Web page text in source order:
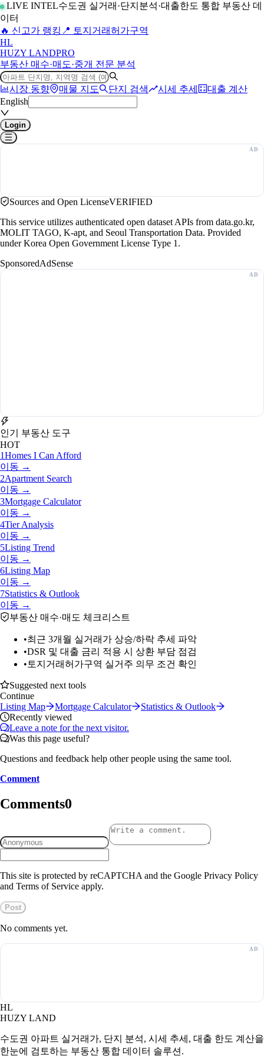
LIVE INTEL수도권 실거래·단지분석·대출한도 통합 부동산 데
이터
🔥 신고가 랭킹 📍 토지거래허가구역
HL
HUZY LANDPRO
부동산 매수·매도·중개 전문 분석
시장 동향 매물 지도 단지 검색 시세 추세
대출 계산
English
Login
Sources and Open LicenseVERIFIED
This service utilizes authenticated open dataset APIs from data.go.kr,
MOLIT TAGO, K-apt, and Seoul Transportation Data. Provided
under Korea Open Government License Type 1.
SponsoredAdSense
인기 부동산 도구
HOT
1Homes I Can Afford
이동 →
2Apartment Search
이동 →
3Mortgage Calculator
이동 →
4Tier Analysis
이동 →
5Listing Trend
이동 →
6Listing Map
이동 →
7Statistics & Outlook
이동 →
부동산 매수·매도 체크리스트
•최근 3개월 실거래가 상승/하락 추세 파악
•DSR 및 대출 금리 적용 시 상환 부담 점검
• 토지거래허가구역 실거주 의무 조건 확인
Suggested next tools
Continue
Listing Map
Mortgage Calculator
Statistics & Outlook
Recently viewed
Leave a note for the next visitor.
Was this page useful?
Questions and feedback help other people using the same tool.
Comment
Comments0
This site is protected by reCAPTCHA and the Google Privacy Policy
and Terms of Service apply.
Post
No comments yet.
HL
HUZY LAND
수도권 아파트 실거래가, 단지 분석, 시세 추세, 대출 한도 계산을
한눈에 검토하는 부동산 통합 데이터 솔루션.